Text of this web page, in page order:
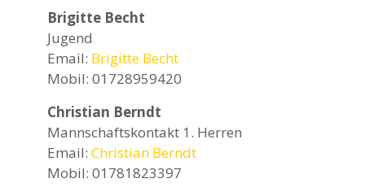
Brigitte Becht
Jugend
Email: Brigitte Becht
Mobil: 01728959420
Christian Berndt
Mannschaftskontakt 1. Herren
Email: Christian Berndt
Mobil: 01781823397